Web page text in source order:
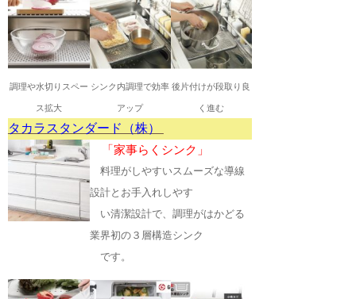
調理や水切りスペー
ス拡大
シンク内調理で効率
アップ
後片付けが段取り良
く進む
タカラスタンダード（株）
「家事らくシンク」
料理がしやすいスムーズな導線
設計とお手入れしやす
い清潔設計で、調理がはかどる
業界初の３層構造シンク
です。